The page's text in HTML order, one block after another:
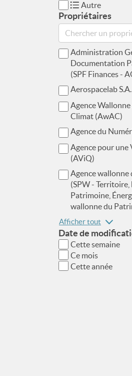
Autre
Propriétaires
Administration
Documentation
(SPF Finances -
Aerospacelab S.A.
Agence
Climat (AwAC)
Agence du
Agence pour une
(AViQ)
Agence
(SPW - Territoire,
Patrimoine,
wallonne du
Afficher tout
Date de
Cette semaine
Ce mois
Cette année